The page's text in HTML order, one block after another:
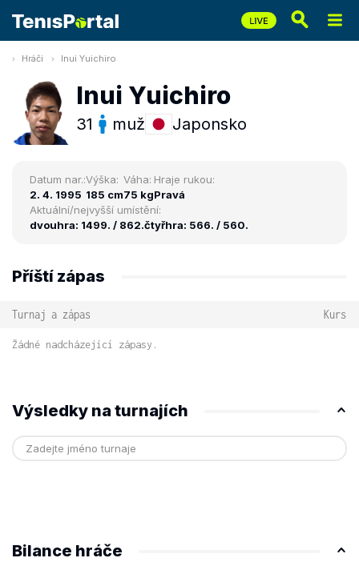
Hráči Inui Yuichiro
Inui Yuichiro
31 muž Japonsko
Datum nar.:
2. 4. 1995
Výška:
185 cm
Váha:
75 kg
Hraje rukou:
Pravá
Aktuální/nejvyšší umístění:
dvouhra: 1499. / 862.čtyřhra: 566. / 560.
Příští zápas
Turnaj a zápas Kurs
Žádné nadcházející zápasy.
Výsledky na turnajích
Bilance hráče